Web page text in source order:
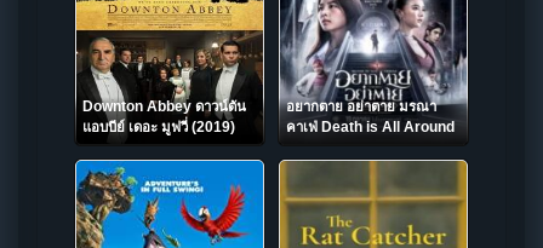
Downton Abbey ดาวน์ตัน
แอบบีย์ เดอะ มูฟวี่ (2019)
อยากตาย อย่าตาย มรณา
คาเฟ่ Death is All Around